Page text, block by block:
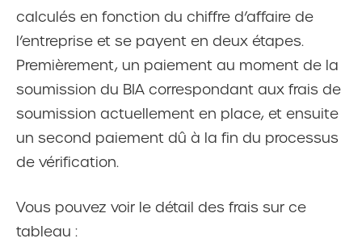
calculés en fonction du chiffre d’affaire de
l’entreprise et se payent en deux étapes.
Premièrement, un paiement au moment de la
soumission du BIA correspondant aux frais de
soumission actuellement en place, et ensuite
un second paiement dû à la fin du processus
de vérification.
Vous pouvez voir le détail des frais sur ce
tableau :